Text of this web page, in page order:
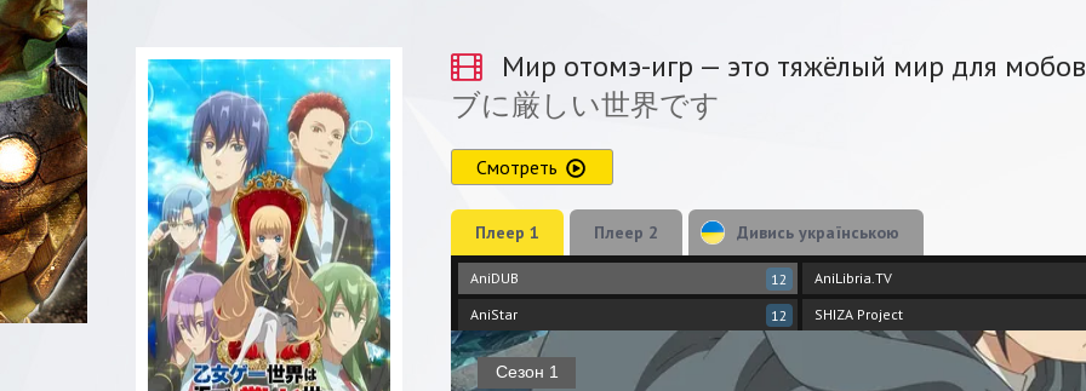
Мир отомэ-игр — это тяжёлый мир для мобов
ブに厳しい世界です
0
1 2 3 4 5
Смотреть
Плеер 1 Плеер 2 Дивись українською
AniDUB 12 AniLibria.TV
AniStar
12 SHIZA Project